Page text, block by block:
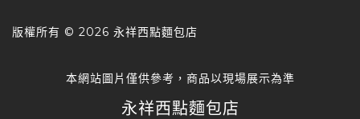
版權所有 © 2026 永祥西點麵包店
本網站圖片僅供參考，商品以現場展示為準
永祥西點麵包店